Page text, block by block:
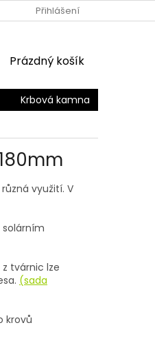
Přihlášení
NÁKUPNÍ
Prázdný košík
Krbová kamna
využití. V
solárním
tvárnic lze
(sada
krovů